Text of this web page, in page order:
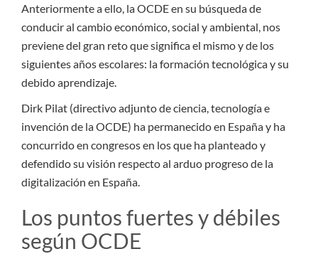
Anteriormente a ello, la OCDE en su búsqueda de
conducir al cambio económico, social y ambiental, nos
previene del gran reto que significa el mismo y de los
siguientes años escolares: la formación tecnológica y su
debido aprendizaje.
Dirk Pilat (directivo adjunto de ciencia, tecnología e
invención de la OCDE) ha permanecido en España y ha
concurrido en congresos en los que ha planteado y
defendido su visión respecto al arduo progreso de la
digitalización en España.
Los puntos fuertes y débiles
según OCDE